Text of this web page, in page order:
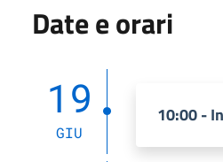
Date e orari
19
GIU
10:00 -